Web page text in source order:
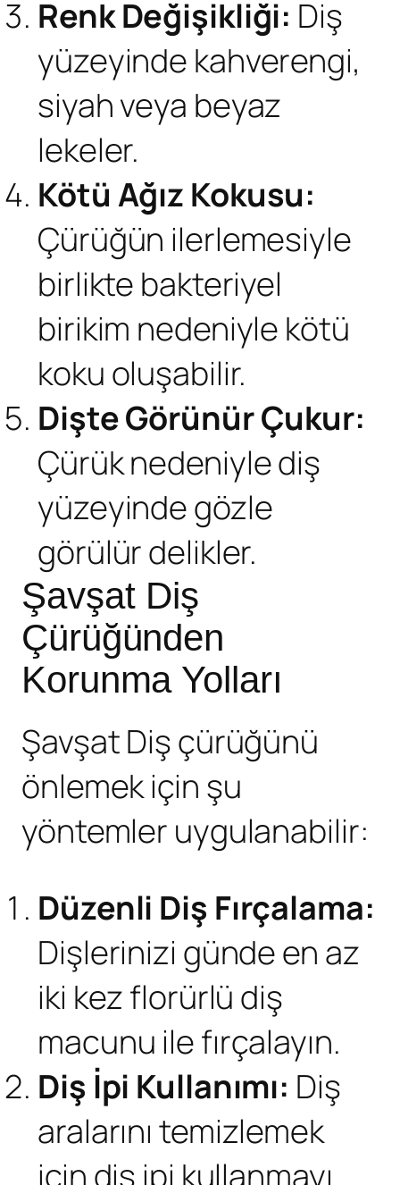
Renk Değişikliği: Diş
yüzeyinde kahverengi,
siyah veya beyaz
lekeler.
Kötü Ağız Kokusu:
Çürüğün ilerlemesiyle
birlikte bakteriyel
birikim nedeniyle kötü
koku oluşabilir.
Dişte Görünür Çukur:
Çürük nedeniyle diş
yüzeyinde gözle
görülür delikler.
Şavşat Diş
Çürüğünden
Korunma Yolları
Şavşat Diş çürüğünü
önlemek için şu
yöntemler uygulanabilir:
Düzenli Diş Fırçalama:
Dişlerinizi günde en az
iki kez florürlü diş
macunu ile fırçalayın.
Diş İpi Kullanımı: Diş
aralarını temizlemek
için diş ipi kullanmayı